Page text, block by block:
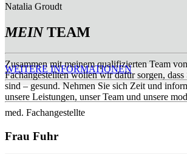
Natalia Groudt
MEIN TEAM
Zusammen mit meinem qualifizierten Team
Fachangestellten wollen wir dafür sorgen,
sind – gesund. Nehmen Sie sich Zeit und
unsere Leistungen, unser Team und unsere
WEITERE INFORMATIONEN
med. Fachangestellte
Frau Fuhr